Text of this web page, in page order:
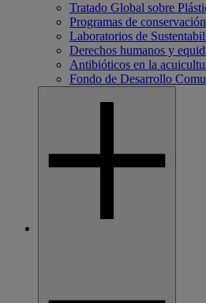
Tratado Global sobre
Programas de
Laboratorios de
Derechos humanos y
Antibióticos en la
Fondo de Desarrollo